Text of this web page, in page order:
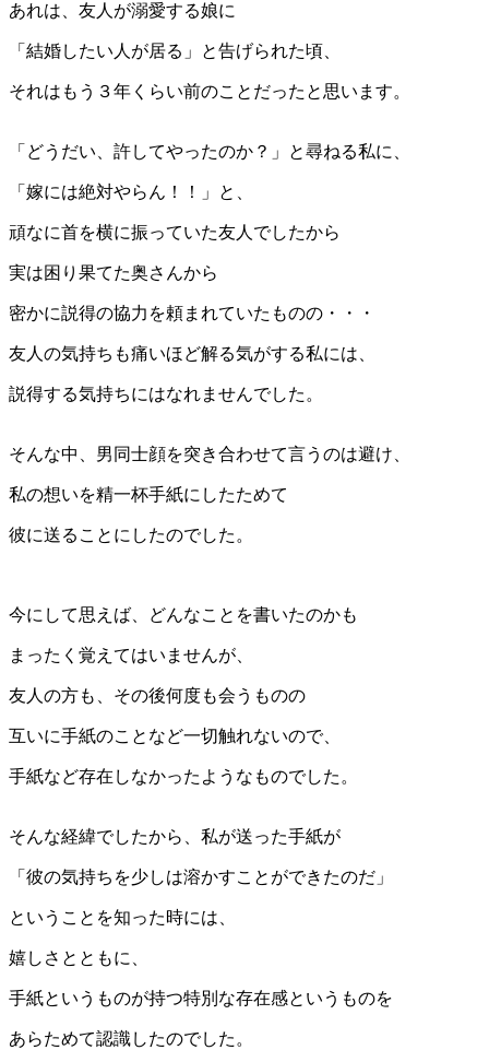
あれは、友人が溺愛する娘に
「結婚したい人が居る」と告げられた頃、
それはもう３年くらい前のことだったと思います。
「どうだい、許してやったのか？」と尋ねる私に、
「嫁には絶対やらん！！」と、
頑なに首を横に振っていた友人でしたから
実は困り果てた奥さんから
密かに説得の協力を頼まれていたものの・・・
友人の気持ちも痛いほど解る気がする私には、
説得する気持ちにはなれませんでした。
そんな中、男同士顔を突き合わせて言うのは避け、
私の想いを精一杯手紙にしたためて
彼に送ることにしたのでした。
今にして思えば、どんなことを書いたのかも
まったく覚えてはいませんが、
友人の方も、その後何度も会うものの
互いに手紙のことなど一切触れないので、
手紙など存在しなかったようなものでした。
そんな経緯でしたから、私が送った手紙が
「彼の気持ちを少しは溶かすことができたのだ」
ということを知った時には、
嬉しさとともに、
手紙というものが持つ特別な存在感というものを
あらためて認識したのでした。